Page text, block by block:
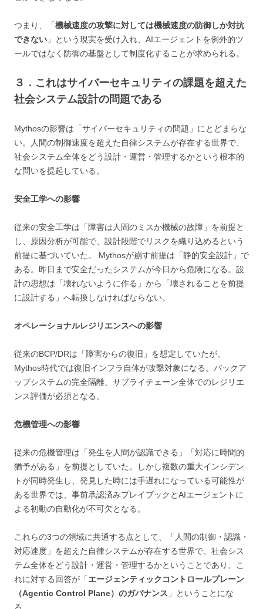
つまり、「機械速度の攻撃に対しては機械速度の防御しか対抗
できない 」という現実を受け入れ、AIエージェントを例外的ツ
ールではなく防御の基盤として制度化することが求められる。
３．これはサイバーセキュリティの課題を超えた
社会システム設計の問題である
Mythosの影響は「サイバーセキュリティの問題」にとどまらな
い。人間の制御速度を超えた自律システムが存在する世界で、
社会システム全体をどう設計・運営・管理するかという根本的
な問いを提起している。
安全工学への影響
従来の安全工学は「障害は人間のミスか機械の故障」を前提と
し、原因分析が可能で、設計段階でリスクを織り込めるという
前提に基づいていた。 Mythosが崩す前提は「静的安全設計」で
ある。昨日まで安全だったシステムが今日から危険になる。設
計の思想は「壊れないように作る」から「壊されることを前提
に設計する」へ転換しなければならない。
オペレーショナルレジリエンスへの影響
従来のBCP/DRは「障害からの復旧」を想定していたが、
Mythos時代では復旧インフラ自体が攻撃対象になる。バックア
ップシステムの完全隔離、サプライチェーン全体でのレジリエ
ンス評価が必須となる。
危機管理への影響
従来の危機管理は「発生を人間が認識できる」「対応に時間的
猶予がある」を前提としていた。しかし複数の重大インシデン
トが同時発生し、発見した時には手遅れになっている可能性が
ある世界では、事前承認済みプレイブックとAIエージェントに
よる初動の自動化が不可欠となる。
これらの3つの領域に共通する点として、「人間の制御・認識・
対応速度」を超えた自律システムが存在する世界で、社会シス
テム全体をどう設計・運営・管理するかということであり、こ
れに対する回答が「エージェンティックコントロールプレーン
（Agentic Control Plane）のガバナンス 」ということにな
る。